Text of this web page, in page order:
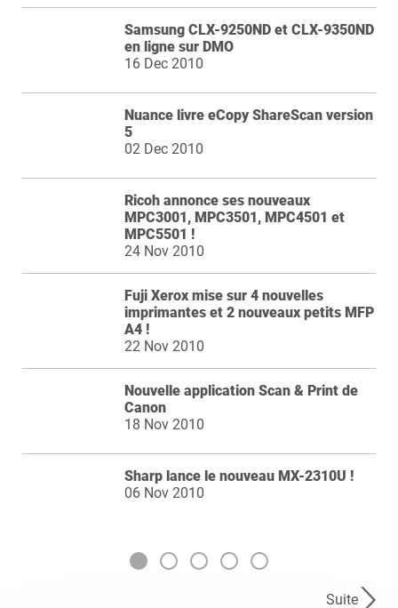
Samsung CLX-9250ND et CLX-9350ND
en ligne sur DMO
16 Dec 2010
Nuance livre eCopy ShareScan version
5
02 Dec 2010
Ricoh annonce ses nouveaux
MPC3001, MPC3501, MPC4501 et
MPC5501 !
24 Nov 2010
Fuji Xerox mise sur 4 nouvelles
imprimantes et 2 nouveaux petits MFP
A4 !
22 Nov 2010
Nouvelle application Scan & Print de
Canon
18 Nov 2010
Sharp lance le nouveau MX-2310U !
06 Nov 2010
Suite